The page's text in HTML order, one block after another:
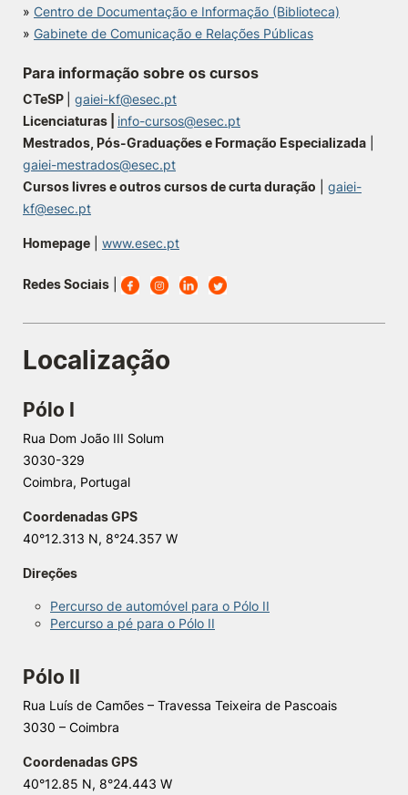
Elogio / Sugestão / Reclamação
©2026 Instituto Politécnico de Coimbra. Todos os direitos reservados.
» Centro de Documentação e Informação (Biblioteca)
» Gabinete de Comunicação e Relações Públicas
Para informação sobre os cursos
CTeSP
gaiei-kf@esec.pt
Licenciaturas | info-cursos@esec.pt
Mestrados, Pós-Graduações e Formação Especializada
gaiei-mestrados@esec.pt
Cursos livres e outros cursos de curta duração
gaiei-
kf@esec.pt
Homepage www.esec.pt
Redes Sociais
Localização
Pólo I
Rua Dom João III Solum
3030-329
Coimbra, Portugal
Coordenadas GPS
40°12.313 N, 8°24.357 W
Direções
Percurso de automóvel para o Pólo II
Percurso a pé para o Pólo II
Pólo II
Rua Luís de Camões – Travessa Teixeira de Pascoais
3030 – Coimbra
Coordenadas GPS
40°12.85 N, 8°24.443 W